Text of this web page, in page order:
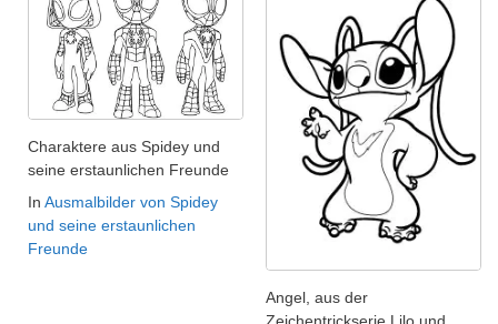
Charaktere aus Spidey und
seine erstaunlichen Freunde
In Ausmalbilder von Spidey
und seine erstaunlichen
Freunde
Angel, aus der
Zeichentrickserie Lilo und